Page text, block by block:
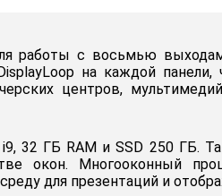
работы с восьмью
на каждой панели,
центров,
32 ГБ RAM и SSD 250 ГБ.
окон. Многооконный
для презентаций и